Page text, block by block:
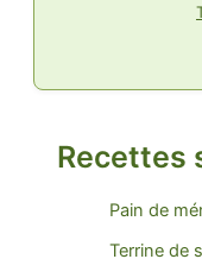
Recettes
Pain de
Terrine de